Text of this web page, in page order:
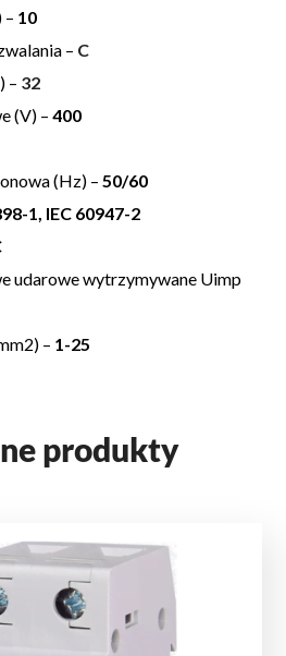
– 10
– C
– 32
(V) –400
(Hz) – 50/60
1, IEC 60947-2
udarowe wytrzymywane Uimp
– 1-25
produkty